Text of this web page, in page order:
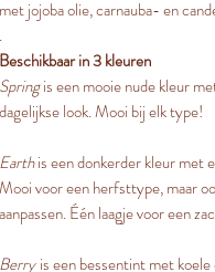
met jojoba olie, carnauba- en
.
Beschikbaar in 3 kleuren
Springis een mooie nude kleur
dagelijkse look. Mooi bij elk type!
Earthis een donkerder kleur met
Mooi voor een herfsttype, maar
aanpassen. Één laagje voor een
Berry is een bessentint met